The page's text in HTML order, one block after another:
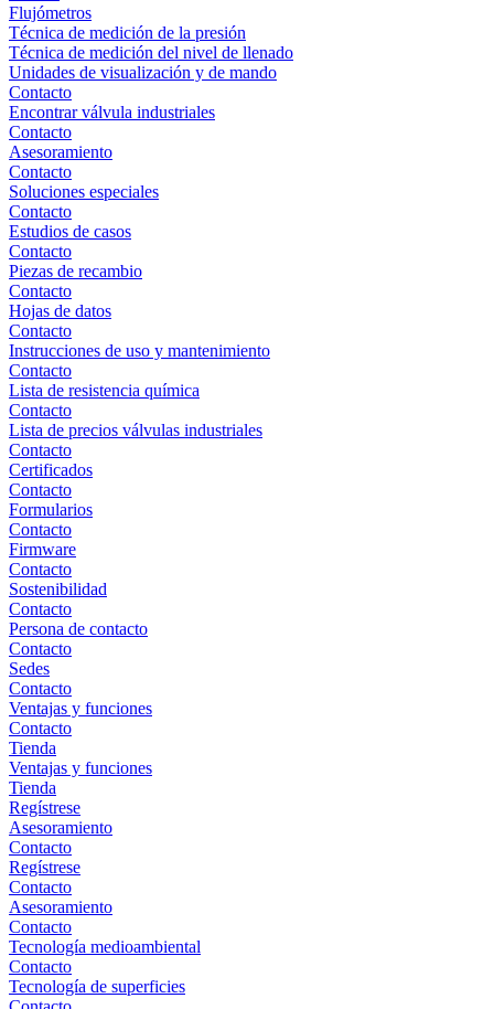
Flujómetros
Técnica de medición de la presión
Técnica de medición del nivel de llenado
Unidades de visualización y de mando
Contacto
Encontrar válvula industriales
Contacto
Asesoramiento
Contacto
Soluciones especiales
Contacto
Estudios de casos
Contacto
Piezas de recambio
Contacto
Hojas de datos
Contacto
Instrucciones de uso y mantenimiento
Contacto
Lista de resistencia química
Contacto
Lista de precios válvulas industriales
Contacto
Certificados
Contacto
Formularios
Contacto
Firmware
Contacto
Sostenibilidad
Contacto
Persona de contacto
Contacto
Sedes
Contacto
Ventajas y funciones
Contacto
Tienda
Ventajas y funciones
Tienda
Regístrese
Asesoramiento
Contacto
Regístrese
Contacto
Asesoramiento
Contacto
Tecnología medioambiental
Contacto
Tecnología de superficies